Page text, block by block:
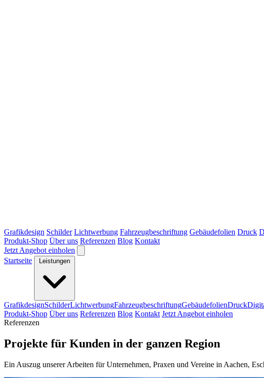
Grafikdesign Schilder Lichtwerbung Fahrzeugbeschriftung Gebäudefolien Druck
Produkt-Shop Über uns Referenzen Blog Kontakt
Jetzt Angebot einholen
Startseite
GrafikdesignSchilderLichtwerbungFahrzeugbeschriftungGebäudefolienDruck
Produkt-Shop Über uns Referenzen Blog Kontakt Jetzt Angebot einholen
Referenzen
Projekte für Kunden in der ganzen Region
Ein Auszug unserer Arbeiten für Unternehmen, Praxen und Vereine in Aachen,